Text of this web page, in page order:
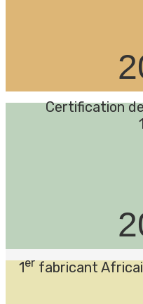
Certification de
1er fabricant